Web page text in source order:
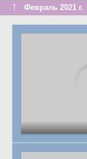
↑ Февраль 2021 г.